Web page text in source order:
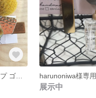
再販！春色 ヘアクリップ ゴールド 立体感 harunoniwa様専用
展示中